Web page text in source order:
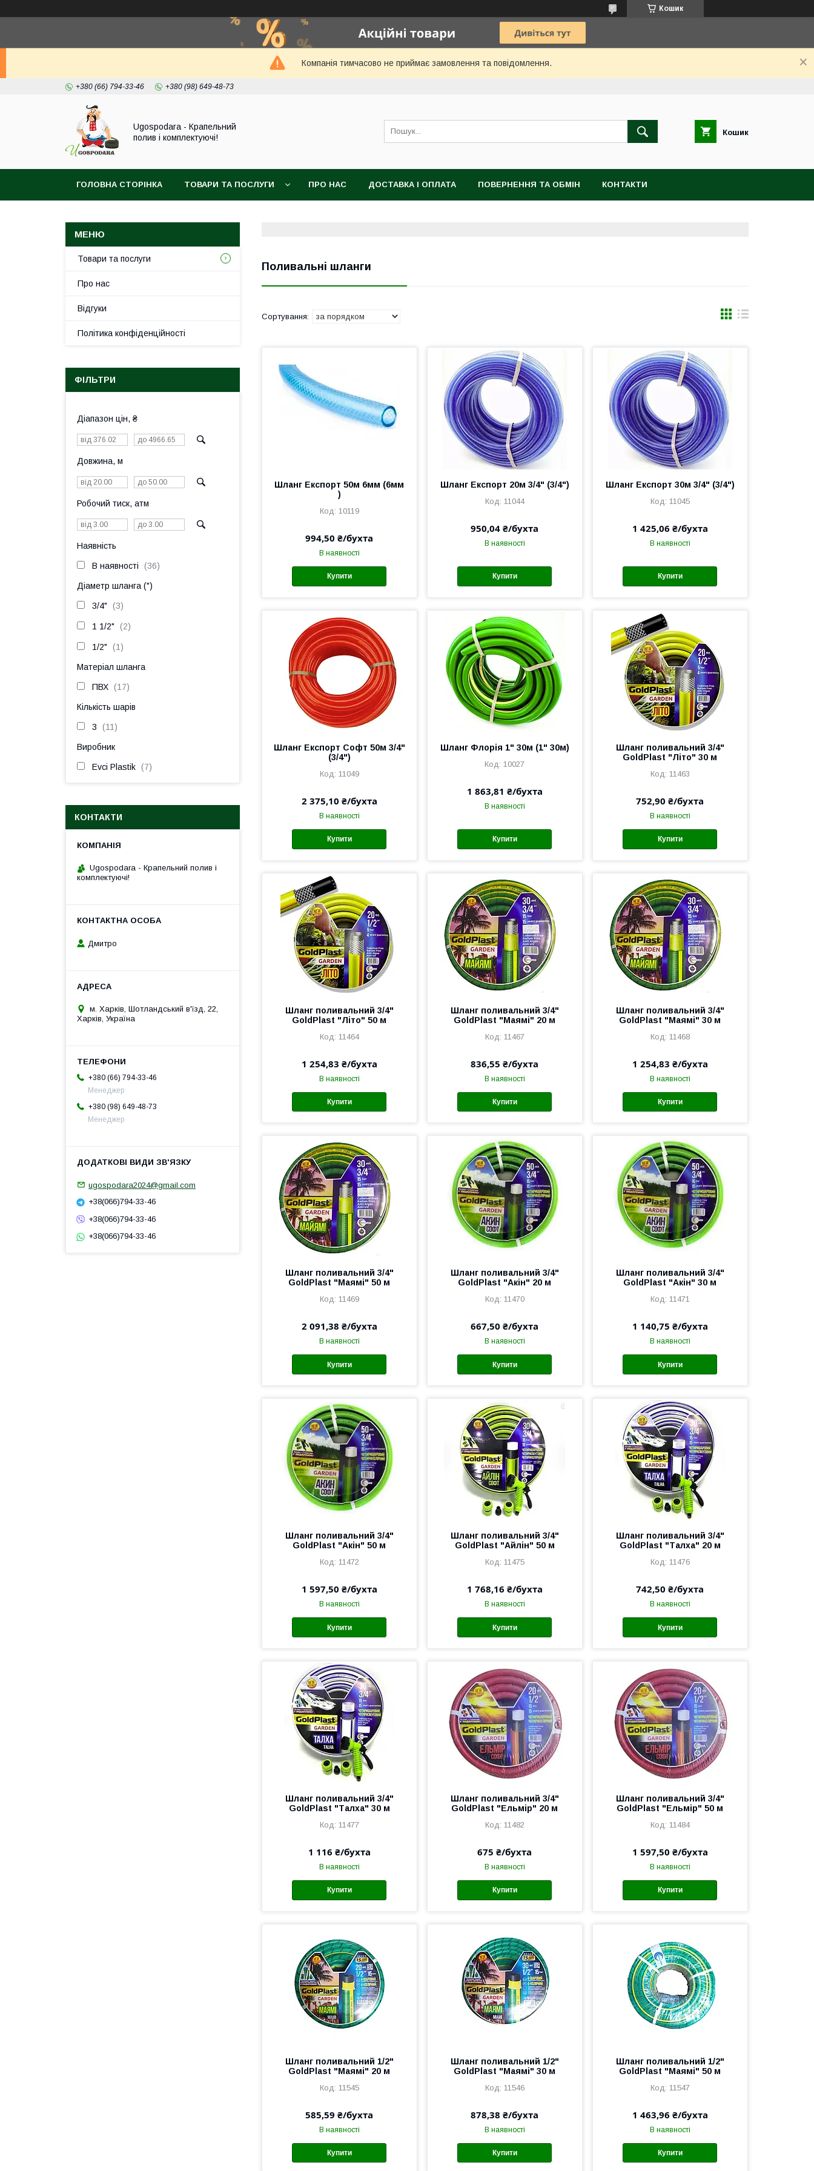
Кошик
Компанія тимчасово не приймає замовлення та повідомлення.
+380 (66) 794-33-46 +380 (98) 649-48-73
Ugospodara - Крапельний
полив і комплектуючі!
Кошик
ГОЛОВНА СТОРІНКА ТОВАРИ ТА ПОСЛУГИ ПРО НАС ДОСТАВКА І ОПЛАТА ПОВЕРНЕННЯ ТА ОБМІН КОНТАКТИ
Поливальні шланги
Шланг Експорт 50м 6мм (6мм
)
10119
994,50 ₴/бухта
В наявності
Купити
Шланг Експорт 20м 3/4" (3/4")
11044
950,04 ₴/бухта
В наявності
Купити
Шланг Експорт 30м 3/4" (3/4")
11045
1 425,06 ₴/бухта
В наявності
Купити
Шланг Експорт Софт 50м 3/4"
(3/4")
11049
2 375,10 ₴/бухта
В наявності
Купити
Шланг Флорія 1" 30м (1" 30м)
10027
1 863,81 ₴/бухта
В наявності
Купити
Шланг поливальний 3/4"
GoldPlast "Літо" 30 м
11463
752,90 ₴/бухта
В наявності
Купити
Шланг поливальний 3/4"
GoldPlast "Літо" 50 м
11464
1 254,83 ₴/бухта
В наявності
Купити
Шланг поливальний 3/4"
GoldPlast "Маямі" 20 м
11467
836,55 ₴/бухта
В наявності
Купити
Шланг поливальний 3/4"
GoldPlast "Маямі" 30 м
11468
1 254,83 ₴/бухта
В наявності
Купити
Шланг поливальний 3/4"
GoldPlast "Маямі" 50 м
11469
2 091,38 ₴/бухта
В наявності
Купити
Шланг поливальний 3/4"
GoldPlast "Акін" 20 м
11470
667,50 ₴/бухта
В наявності
Купити
Шланг поливальний 3/4"
GoldPlast "Акін" 30 м
11471
1 140,75 ₴/бухта
В наявності
Купити
Шланг поливальний 3/4"
GoldPlast "Акін" 50 м
11472
1 597,50 ₴/бухта
В наявності
Купити
Шланг поливальний 3/4"
GoldPlast "Айлін" 50 м
11475
1 768,16 ₴/бухта
В наявності
Купити
Шланг поливальний 3/4"
GoldPlast "Талха" 20 м
11476
742,50 ₴/бухта
В наявності
Купити
Шланг поливальний 3/4"
GoldPlast "Талха" 30 м
11477
1 116 ₴/бухта
В наявності
Купити
Шланг поливальний 3/4"
GoldPlast "Ельмір" 20 м
11482
675 ₴/бухта
В наявності
Купити
Шланг поливальний 3/4"
GoldPlast "Ельмір" 50 м
11484
1 597,50 ₴/бухта
В наявності
Купити
Шланг поливальний 1/2"
GoldPlast "Маямі" 20 м
11545
585,59 ₴/бухта
В наявності
Купити
Шланг поливальний 1/2"
GoldPlast "Маямі" 30 м
11546
878,38 ₴/бухта
В наявності
Купити
Шланг поливальний 1/2"
GoldPlast "Маямі" 50 м
11547
1 463,96 ₴/бухта
В наявності
Купити
Товари та послуги
Про нас
Відгуки
Політика конфіденційності
ФІЛЬТРИ
Діапазон цін, ₴
Довжина, м
Робочий тиск, атм
Наявність
В наявності 36
Діаметр шланга (")
3/4" 3
1 1/2" 2
1/2" 1
Матеріал шланга
ПВХ 17
Кількість шарів
3 11
Виробник
Evci Plastik 7
КОНТАКТИ
Ugospodara - Крапельний полив і
комплектуючі!
Дмитро
м. Харків, Шотландський в'їзд, 22,
Харків, Україна
+380 (66) 794-33-46
Менеджер
+380 (98) 649-48-73
Менеджер
ugospodara2024@gmail.com
+38(066)794-33-46
+38(066)794-33-46
+38(066)794-33-46